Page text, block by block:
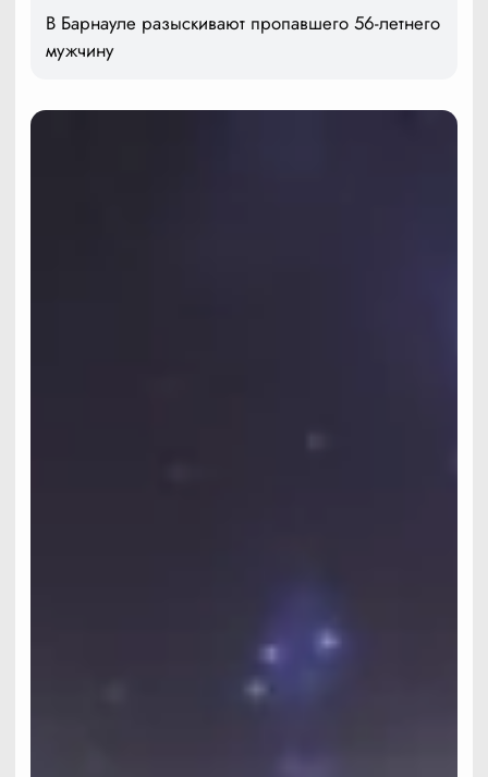
В Барнауле разыскивают пропавшего 56-летнего
мужчину